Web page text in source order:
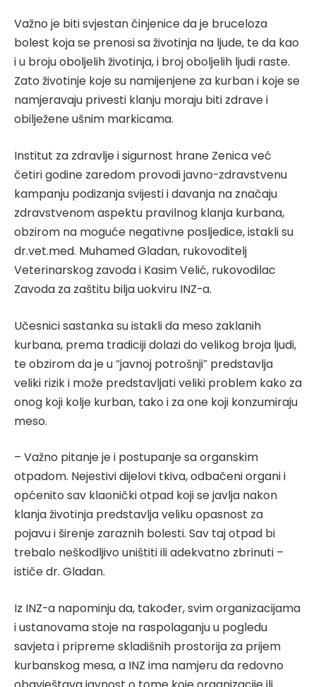
Važno je biti svjestan činjenice da je bruceloza
bolest koja se prenosi sa životinja na ljude, te da kao
i u broju oboljelih životinja, i broj oboljelih ljudi raste.
Zato životinje koje su namijenjene za kurban i koje se
namjeravaju privesti klanju moraju biti zdrave i
obilježene ušnim markicama.
Institut za zdravlje i sigurnost hrane Zenica već
četiri godine zaredom provodi javno-zdravstvenu
kampanju podizanja svijesti i davanja na značaju
zdravstvenom aspektu pravilnog klanja kurbana,
obzirom na moguće negativne posljedice, istakli su
dr.vet.med. Muhamed Gladan, rukovoditelj
Veterinarskog zavoda i Kasim Velić, rukovodilac
Zavoda za zaštitu bilja uokviru INZ-a.
Učesnici sastanka su istakli da meso zaklanih
kurbana, prema tradiciji dolazi do velikog broja ljudi,
te obzirom da je u “javnoj potrošnji” predstavlja
veliki rizik i može predstavljati veliki problem kako za
onog koji kolje kurban, tako i za one koji konzumiraju
meso.
– Važno pitanje je i postupanje sa organskim
otpadom. Nejestivi dijelovi tkiva, odbačeni organi i
općenito sav klaonički otpad koji se javlja nakon
klanja životinja predstavlja veliku opasnost za
pojavu i širenje zaraznih bolesti. Sav taj otpad bi
trebalo neškodljivo uništiti ili adekvatno zbrinuti –
ističe dr. Gladan.
Iz INZ-a napominju da, također, svim organizacijama
i ustanovama stoje na raspolaganju u pogledu
savjeta i pripreme skladišnih prostorija za prijem
kurbanskog mesa, a INZ ima namjeru da redovno